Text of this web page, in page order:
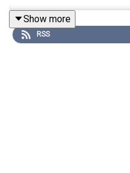
I det här avsnittet av
Show more
RSS